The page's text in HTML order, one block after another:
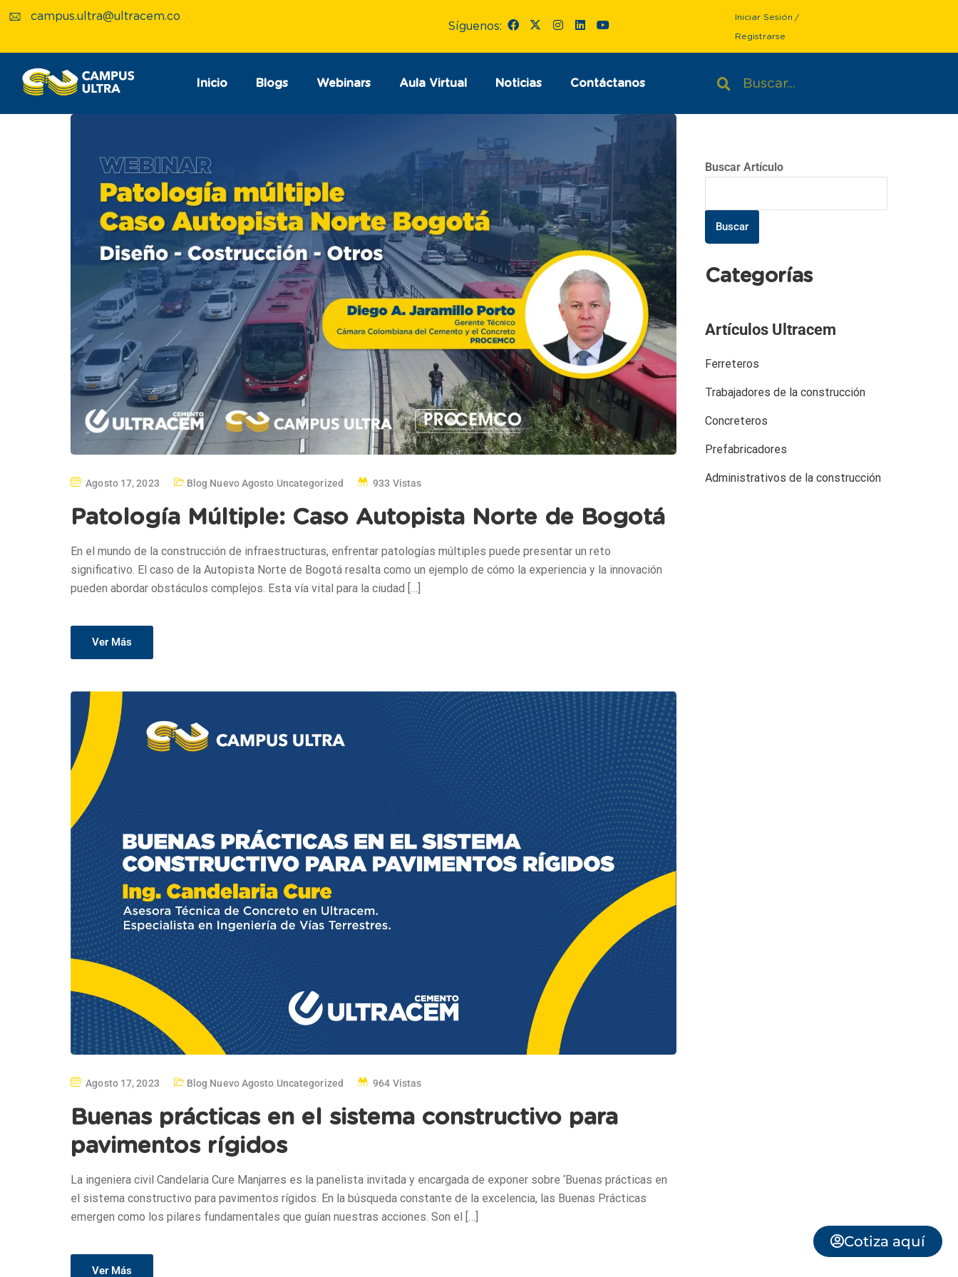
campus.ultra@ultracem.co
Síguenos:
Iniciar Sesión /
Registrarse
Inicio Blogs Webinars Aula Virtual Noticias Contáctanos
Agosto 17, 2023 Blog Nuevo Agosto Uncategorized 933 Vistas
Patología Múltiple: Caso Autopista Norte de Bogotá
En el mundo de la construcción de infraestructuras, enfrentar patologías múltiples puede presentar un reto
significativo. El caso de la Autopista Norte de Bogotá resalta como un ejemplo de cómo la experiencia y la innovación
pueden abordar obstáculos complejos. Esta vía vital para la ciudad […]
Ver Más
Agosto 17, 2023 Blog Nuevo Agosto Uncategorized 964 Vistas
Buenas prácticas en el sistema constructivo para
pavimentos rígidos
La ingeniera civil Candelaria Cure Manjarres es la panelista invitada y encargada de exponer sobre ‘Buenas prácticas en
el sistema constructivo para pavimentos rígidos. En la búsqueda constante de la excelencia, las Buenas Prácticas
emergen como los pilares fundamentales que guían nuestras acciones. Son el […]
Ver Más
Buscar Artículo
Buscar
Categorías
Artículos Ultracem
Ferreteros
Trabajadores de la construcción
Concreteros
Prefabricadores
Administrativos de la construcción
Cotiza aquí